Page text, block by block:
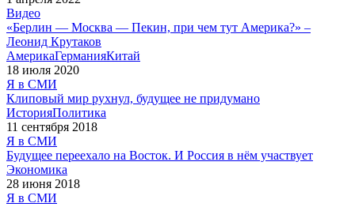
Видео
«Берлин — Москва — Пекин, при чем тут Америка?» –
Леонид Крутаков
АмерикаГерманияКитай
18 июля 2020
Я в СМИ
Клиповый мир рухнул, будущее не придумано
ИсторияПолитика
11 сентября 2018
Я в СМИ
Будущее переехало на Восток. И Россия в нём участвует
Экономика
28 июня 2018
Я в СМИ